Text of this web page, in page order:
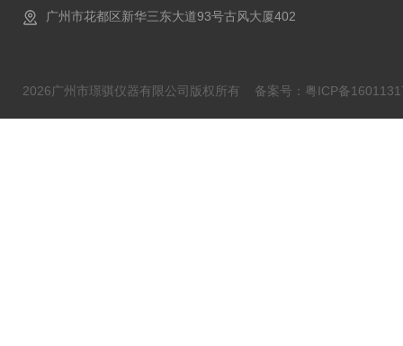
广州市花都区新华三东大道93号古风大厦402
2026广州市璟骐仪器有限公司版权所有 备案号：粤ICP备